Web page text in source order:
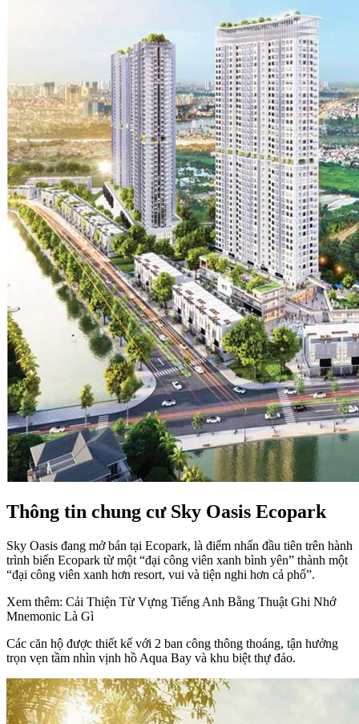
Thông tin chung cư Sky Oasis Ecopark
Sky Oasis đang mở bán tại Ecopark, là điểm nhấn đầu tiên trên hành
trình biến Ecopark từ một “đại công viên xanh bình yên” thành một
“đại công viên xanh hơn resort, vui và tiện nghi hơn cả phố”.
Xem thêm: Cải Thiện Từ Vựng Tiếng Anh Bằng Thuật Ghi Nhớ
Mnemonic Là Gì
Các căn hộ được thiết kế với 2 ban công thông thoáng, tận hưởng
trọn vẹn tầm nhìn vịnh hồ Aqua Bay và khu biệt thự đảo.